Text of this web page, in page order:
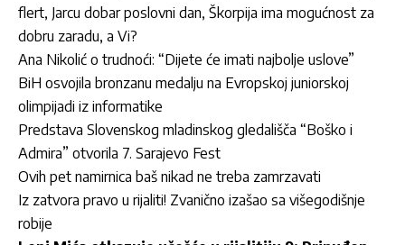
flert, Jarcu dobar poslovni dan, Škorpija ima mogućnost za
dobru zaradu, a Vi?
Ana Nikolić o trudnoći: “Dijete će imati najbolje uslove”
BiH osvojila bronzanu medalju na Evropskoj juniorskoj
olimpijadi iz informatike
Predstava Slovenskog mladinskog gledališča “Boško i
Admira” otvorila 7. Sarajevo Fest
Ovih pet namirnica baš nikad ne treba zamrzavati
Iz zatvora pravo u rijaliti! Zvanično izašao sa višegodišnje
robije